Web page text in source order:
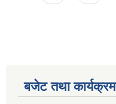
बजेट तथा कार्यक्रम